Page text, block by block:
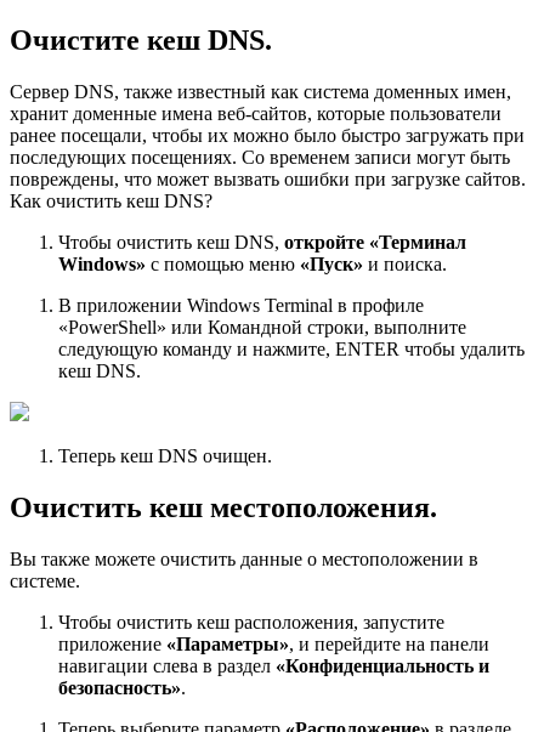
Очистите кеш DNS.
Сервер DNS, также известный как система доменных имен,
хранит доменные имена веб-сайтов, которые пользователи
ранее посещали, чтобы их можно было быстро загружать при
последующих посещениях. Со временем записи могут быть
повреждены, что может вызвать ошибки при загрузке сайтов.
Как очистить кеш DNS?
Чтобы очистить кеш DNS, откройте «Терминал
Windows» с помощью меню «Пуск» и поиска.
В приложении Windows Terminal в профиле
«PowerShell» или Командной строки, выполните
следующую команду и нажмите, ENTER чтобы удалить
кеш DNS.
Теперь кеш DNS очищен.
Очистить кеш местоположения.
Вы также можете очистить данные о местоположении в
системе.
Чтобы очистить кеш расположения, запустите
приложение «Параметры», и перейдите на панели
навигации слева в раздел «Конфиденциальность и
безопасность».